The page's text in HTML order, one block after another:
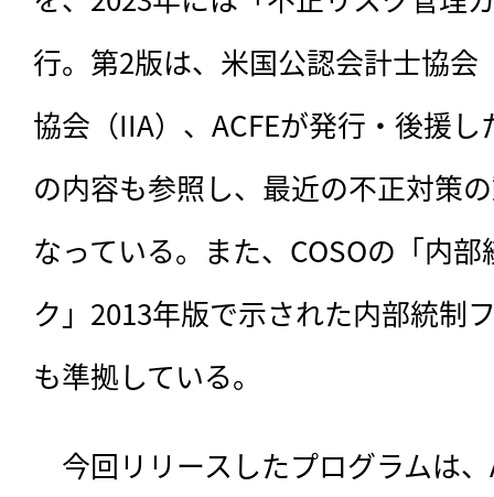
行。第2版は、米国公認会計士協会
協会（IIA）、ACFEが発行・後援
の内容も参照し、最近の不正対策
なっている。また、COSOの「内
ク」2013年版で示された内部統制
も準拠している。
今回リリースしたプログラムは